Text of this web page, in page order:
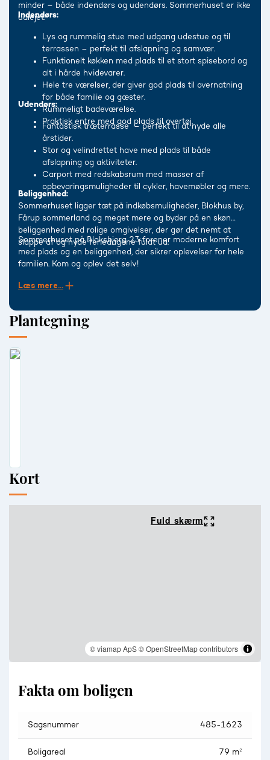
minder – både indendørs og udendørs. Sommerhuset er ikke
udlejet.
Indendørs:
Lys og rummelig stue med udgang udestue og til
terrassen – perfekt til afslapning og samvær.
Funktionelt køkken med plads til et stort spisebord og
alt i hårde hvidevarer.
Hele tre værelser, der giver god plads til overnatning
for både familie og gæster.
Rummeligt badeværelse.
Praktisk entre med god plads til overtøj.
Udendørs:
Fantastisk træterrasse – perfekt til at nyde alle
årstider.
Stor og velindrettet have med plads til både
afslapning og aktiviteter.
Carport med redskabsrum med masser af
opbevaringsmuligheder til cykler, havemøbler og mere.
Beliggenhed:
Sommerhuset ligger tæt på indkøbsmuligheder, Blokhus by,
Fårup sommerland og meget mere og byder på en skøn
beliggenhed med rolige omgivelser, der gør det nemt at
slappe af og nyde feriedagene fuldt ud.
Sommerhuset på Bloksbjerg 23 forener moderne komfort
med plads og en beliggenhed, der sikrer oplevelser for hele
familien. Kom og oplev det selv!
Læs mere...
Plantegning
Kort
Fuld skærm
© viamap ApS© OpenStreetMap contributors
Fakta om boligen
Sagsnummer 485-1623
Boligareal 79 m²